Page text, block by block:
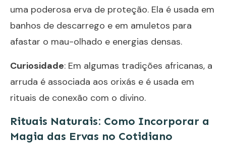
uma poderosa erva de proteção. Ela é usada em
banhos de descarrego e em amuletos para
afastar o mau-olhado e energias densas.
Curiosidade: Em algumas tradições africanas, a
arruda é associada aos orixás e é usada em
rituais de conexão com o divino.
Rituais Naturais: Como Incorporar a
Magia das Ervas no Cotidiano